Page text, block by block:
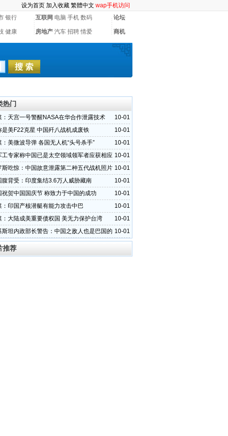
设为首页 加入收藏 繁體中文 wap手机访问
银行 互联网 电脑 手机 数码 论坛
健康 房地产 汽车 招聘 情爱 商机
热门
10-01
：天宫一号警醒NASA在华合作泄露技术
10-01
是美F22克星 中国歼八战机成废铁
10-01
：美微波导弹 各国无人机“头号杀手”
10-01
工专家称中国已是太空领域领军者应获相应
10-01
斯吃惊：中国故意泄露第二种五代战机照片
10-01
腹背受：印度集结3.6万人威胁藏南
10-01
祝贺中国国庆节 称致力于中国的成功
10-01
：印国产核潜艇有能力攻击中巴
10-01
：大陆成美重要债权国 美无力保护台湾
10-01
斯坦内政部长警告：中国之敌人也是巴国的
推荐